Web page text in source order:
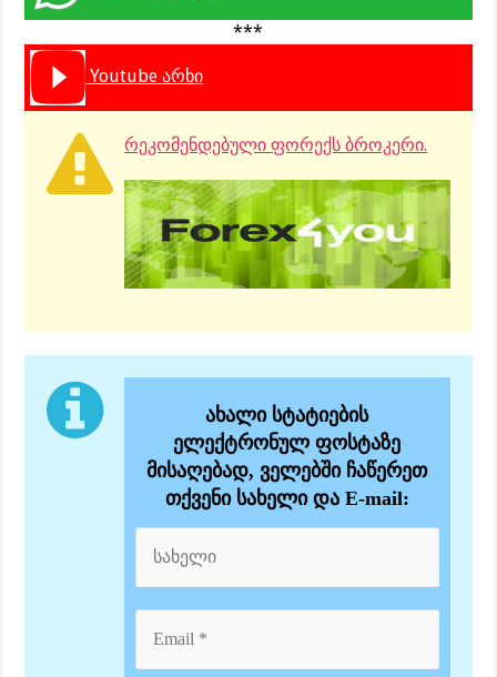
***
Youtube არხი
რეკომენდებული ფორექს ბროკერი.
ახალი სტატიების
ელექტრონულ ფოსტაზე
მისაღებად, ველებში ჩაწერეთ
თქვენი სახელი და E-mail: